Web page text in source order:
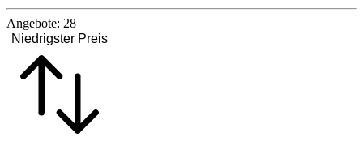
Angebote: 28
Niedrigster Preis